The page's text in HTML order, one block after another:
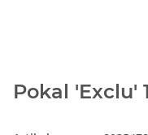
Pokal 'Exclu'